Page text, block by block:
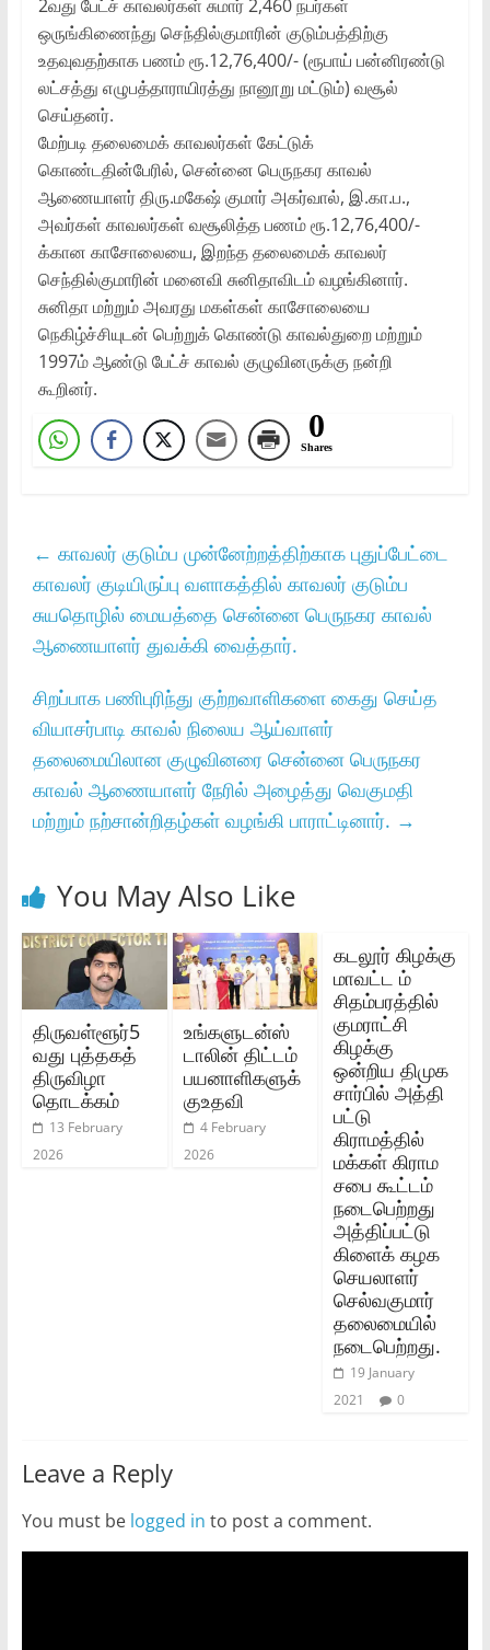
2வது பேட்ச் காவலர்கள் சுமார் 2,460 நபர்கள்
ஒருங்கிணைந்து செந்தில்குமாரின் குடும்பத்திற்கு
உதவுவதற்காக பணம் ரூ.12,76,400/- (ரூபாய் பன்னிரண்டு
லட்சத்து எழுபத்தாராயிரத்து நானூறு மட்டும்) வசூல்
செய்தனர்.
மேற்படி தலைமைக் காவலர்கள் கேட்டுக்
கொண்டதின்பேரில், சென்னை பெருநகர காவல்
ஆணையாளர் திரு.மகேஷ் குமார் அகர்வால், இ.கா.ப.,
அவர்கள் காவலர்கள் வசூலித்த பணம் ரூ.12,76,400/-
க்கான காசோலையை, இறந்த தலைமைக் காவலர்
செந்தில்குமாரின் மனைவி சுனிதாவிடம் வழங்கினார்.
சுனிதா மற்றும் அவரது மகள்கள் காசோலையை
நெகிழ்ச்சியுடன் பெற்றுக் கொண்டு காவல்துறை மற்றும்
1997ம் ஆண்டு பேட்ச் காவல் குழுவினருக்கு நன்றி
கூறினர்.
0
Shares
← காவலர் குடும்ப முன்னேற்றத்திற்காக புதுப்பேட்டை
காவலர் குடியிருப்பு வளாகத்தில் காவலர் குடும்ப
சுயதொழில் மையத்தை சென்னை பெருநகர காவல்
ஆணையாளர் துவக்கி வைத்தார்.
சிறப்பாக பணிபுரிந்து குற்றவாளிகளை கைது செய்த
வியாசர்பாடி காவல் நிலைய ஆய்வாளர்
தலைமையிலான குழுவினரை சென்னை பெருநகர
காவல் ஆணையாளர் நேரில் அழைத்து வெகுமதி
மற்றும் நற்சான்றிதழ்கள் வழங்கி பாராட்டினார். →
You May Also Like
திருவள்ளூர்5
வது புத்தகத்
திருவிழா
தொடக்கம்
13 February
2026
உங்களுடன்ஸ்
டாலின் திட்டம்
பயனாளிகளுக்
குஉதவி
4 February
2026
கடலூர் கிழக்கு
மாவட்ட ம்
சிதம்பரத்தில்
குமராட்சி
கிழக்கு
ஒன்றிய திமுக
சார்பில் அத்தி
பட்டு
கிராமத்தில்
மக்கள் கிராம
சபை கூட்டம்
நடைபெற்றது
அத்திப்பட்டு
கிளைக் கழக
செயலாளர்
செல்வகுமார்
தலைமையில்
நடைபெற்றது.
19 January
2021
0
Leave a Reply
You must be logged in to post a comment.